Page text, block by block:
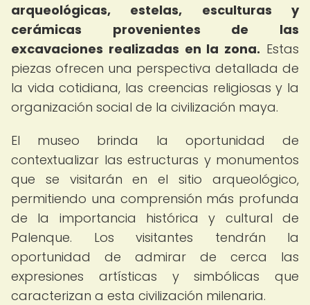
arqueológicas, estelas, esculturas y
cerámicas provenientes de las
excavaciones realizadas en la zona. Estas
piezas ofrecen una perspectiva detallada de
la vida cotidiana, las creencias religiosas y la
organización social de la civilización maya.
El museo brinda la oportunidad de
contextualizar las estructuras y monumentos
que se visitarán en el sitio arqueológico,
permitiendo una comprensión más profunda
de la importancia histórica y cultural de
Palenque. Los visitantes tendrán la
oportunidad de admirar de cerca las
expresiones artísticas y simbólicas que
caracterizan a esta civilización milenaria.